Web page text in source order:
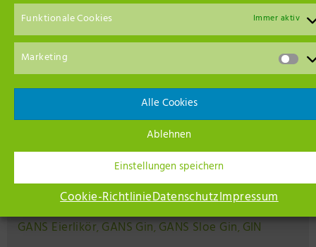
Funktionale Cookies Immer aktiv
Marketing
Alle Cookies
Ablehnen
Einstellungen speichern
Cookie-RichtlinieDatenschutzImpressum
Webseite:
www.gans-manufaktur.com
Telefon:
info@gans-manufaktur.com
GANS Eierlikör, GANS Gin, GANS Sloe Gin, GIN